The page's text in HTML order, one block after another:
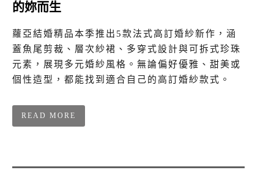
的妳而生
蘿亞結婚精品本季推出5款法式高訂婚紗新作，涵
蓋魚尾剪裁、層次紗裙、多穿式設計與可拆式珍珠
元素，展現多元婚紗風格。無論偏好優雅、甜美或
個性造型，都能找到適合自己的高訂婚紗款式。
READ MORE